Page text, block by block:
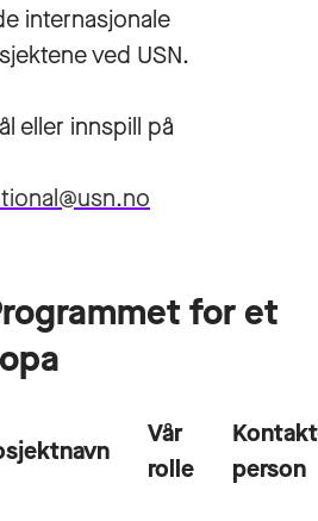
internasjonale
ved USN.
eller innspill på
for et
Vår
rolle
person